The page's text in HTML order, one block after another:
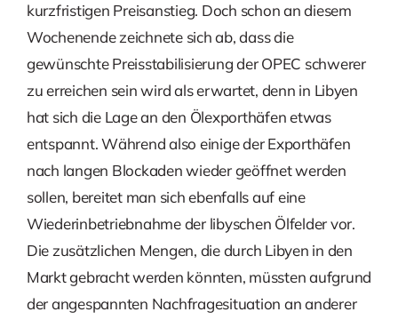
kurzfristigen Preisanstieg. Doch schon an diesem
Wochenende zeichnete sich ab, dass die
gewünschte Preisstabilisierung der OPEC schwerer
zu erreichen sein wird als erwartet, denn in Libyen
hat sich die Lage an den Ölexporthäfen etwas
entspannt. Während also einige der Exporthäfen
nach langen Blockaden wieder geöffnet werden
sollen, bereitet man sich ebenfalls auf eine
Wiederinbetriebnahme der libyschen Ölfelder vor.
Die zusätzlichen Mengen, die durch Libyen in den
Markt gebracht werden könnten, müssten aufgrund
der angespannten Nachfragesituation an anderer